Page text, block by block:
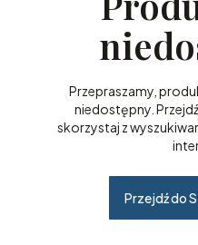
Przepraszamy,
niedostępny.
skorzystaj z
Przejdź do